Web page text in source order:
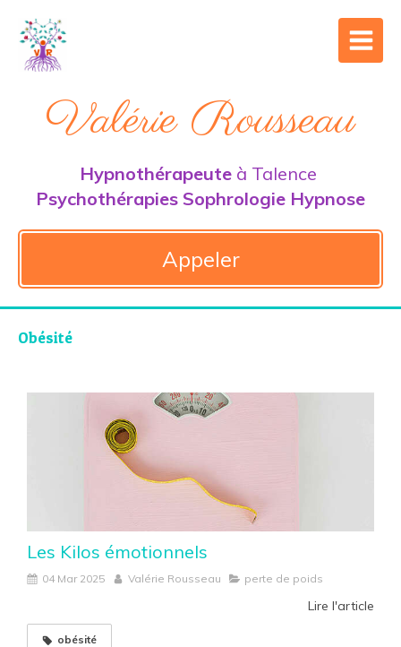
Valérie Rousseau
Hypnothérapeute à Talence
Psychothérapies Sophrologie Hypnose
Appeler
Obésité
Les Kilos émotionnels
04 Mar 2025 Valérie Rousseau perte de poids
Lire l'article
obésité